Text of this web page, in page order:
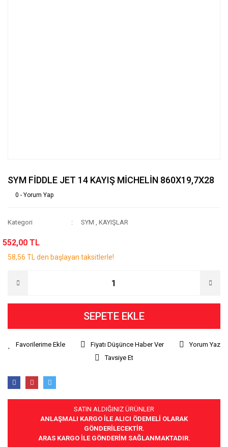
SYM FİDDLE JET 14 KAYIŞ MİCHELİN 860X19,7X28
0 - Yorum Yap
Kategori SYM ,KAYIŞLAR
552,00 TL
58,56 TL den başlayan taksitlerle!
SEPETE EKLE
Fiyatı Düşünce Haber Ver
Yorum Yaz
Tavsiye Et
SATIN ALDIĞINIZ ÜRÜNLER
ANLAŞMALI KARGO İLE ALICI ÖDEMELİ OLARAK
GÖNDERİLECEKTİR.
ARAS KARGO İLE GÖNDERİM SAĞLANMAKTADIR.